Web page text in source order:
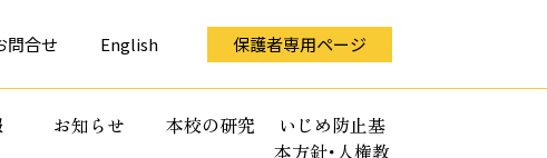
問合せ English 保護者専用ページ
お知らせ 本校の研究
いじめ防止基
本方針･人権教